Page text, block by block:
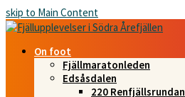
skip to Main Content
On foot
Fjällmaratonleden
Edsåsdalen
220 Renfjällsrundan